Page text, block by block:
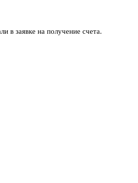
в заявке на получение счета.